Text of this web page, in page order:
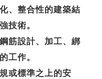
、整合性的建築結
技術。
筋設計、加工、綁
工作。
或標準之上的安